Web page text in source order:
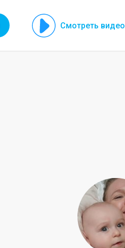
Смотреть видео